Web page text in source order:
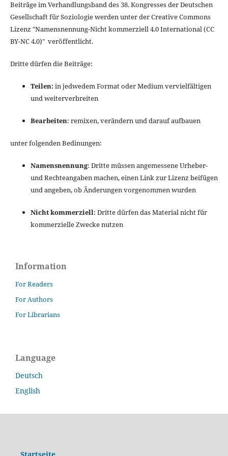
Beiträge im Verhandlungsband des 38. Kongresses der Deutschen
Gesellschaft für Soziologie werden unter der Creative Commons
Lizenz "Namensnennung-Nicht kommerziell 4.0 International(CC
BY-NC 4.0)" veröffentlicht.
Dritte dürfen die Beiträge:
Teilen: in jedwedem Format oder Medium vervielfältigen
und weiterverbreiten
Bearbeiten: remixen, verändern und darauf aufbauen
unter folgenden Bedinungen:
Namensnennung: Dritte müssen angemessene Urheber-
und Rechteangaben machen, einen Link zur Lizenz beifügen
und angeben, ob Änderungen vorgenommen wurden
Nicht kommerziell: Dritte dürfen das Material nicht für
kommerzielle Zwecke nutzen
Information
For Readers
For Authors
For Librarians
Language
Deutsch
English